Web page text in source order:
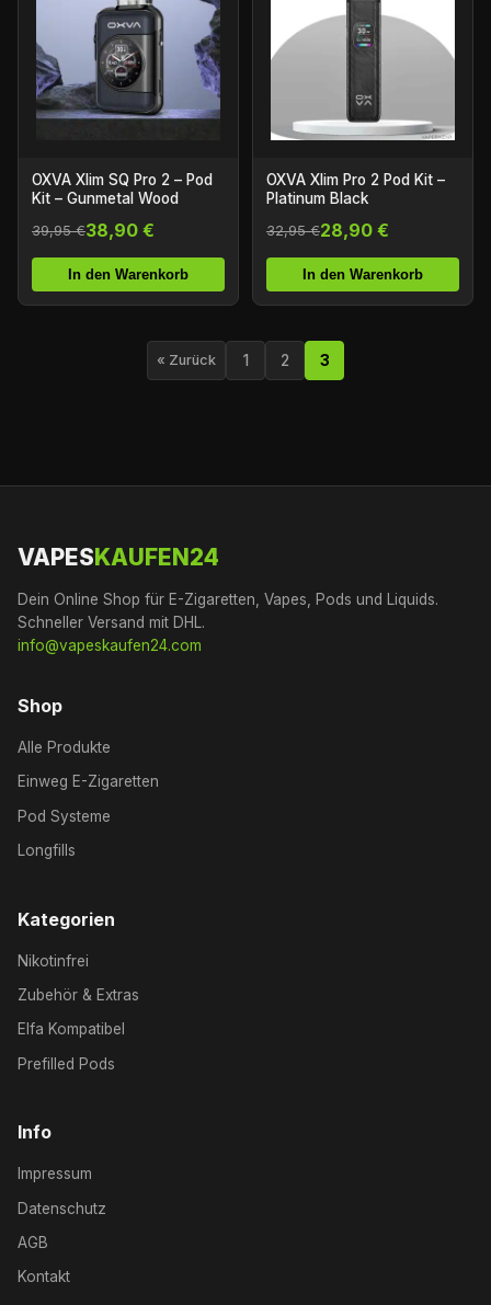
OXVA Xlim SQ Pro 2 – Pod
Kit – Gunmetal Wood
39,95 €38,90 €
In den Warenkorb
OXVA Xlim Pro 2 Pod Kit –
Platinum Black
32,95 €28,90 €
In den Warenkorb
« Zurück 1 2 3
VAPESKAUFEN24
Dein Online Shop für E-Zigaretten, Vapes, Pods und Liquids.
Schneller Versand mit DHL.
info@vapeskaufen24.com
Shop
Alle Produkte
Einweg E-Zigaretten
Pod Systeme
Longfills
Kategorien
Nikotinfrei
Zubehör & Extras
Elfa Kompatibel
Prefilled Pods
Info
Impressum
Datenschutz
AGB
Kontakt